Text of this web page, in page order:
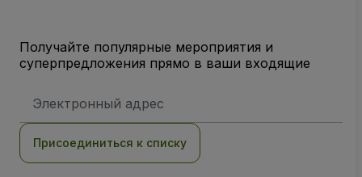
Получайте популярные мероприятия и
суперпредложения прямо в ваши входящие
электронной
Присоединиться к списку